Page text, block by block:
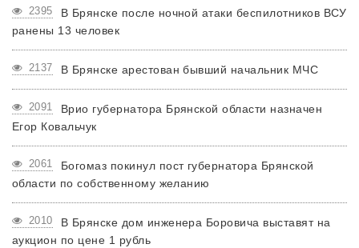
2395
В Брянске после ночной атаки беспилотников ВСУ
ранены 13 человек
2137 В Брянске арестован бывший начальник МЧС
2091
Врио губернатора Брянской области назначен
Егор Ковальчук
2061
Богомаз покинул пост губернатора Брянской
области по собственному желанию
2010
В Брянске дом инженера Боровича выставят на
аукцион по цене 1 рубль